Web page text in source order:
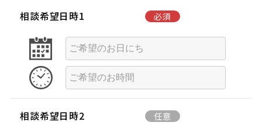
相談希望日時1 必須
相談希望日時2 任意